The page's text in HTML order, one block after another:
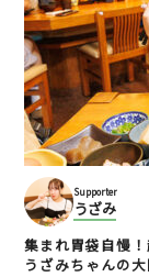
Supporter
うざみ
集まれ胃袋自慢！
うざみちゃんの